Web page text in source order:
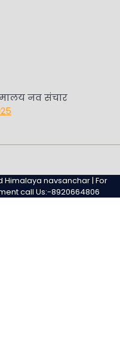
नव संचार
navsanchar | For
call Us:-8920664806